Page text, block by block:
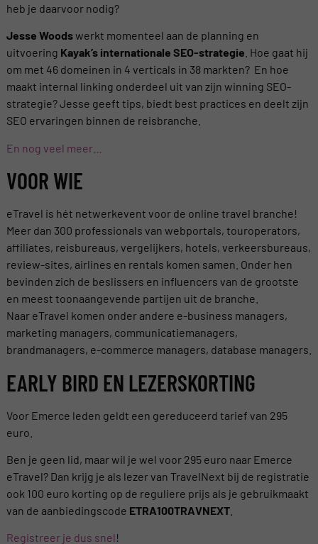
heb je daarvoor nodig?
Jesse Woodswerkt momenteel aan de planning en
uitvoering Kayak’s internationale SEO-strategie . Hoe gaat hij
om met 46 domeinen in 4 verticals in 38 markten? En hoe
maakt internal linking onderdeel uit van zijn winning SEO-
strategie? Jesse geeft tips, biedt best practices en deelt zijn
SEO ervaringen binnen de reisbranche.
En nog veel meer…
VOOR WIE
eTravel is hét netwerkevent voor de online travel branche!
Meer dan 300 professionals van webportals, touroperators,
affiliates, reisbureaus, vergelijkers, hotels, verkeersbureaus,
review-sites, airlines en rentals komen samen. Onder hen
bevinden zich de beslissers en influencers van de grootste
en meest toonaangevende partijen uit de branche.
Naar eTravel komen onder andere e-business managers,
marketing managers, communicatiemanagers,
brandmanagers, e-commerce managers, database managers.
EARLY BIRD EN LEZERSKORTING
Voor Emerce leden geldt een gereduceerd tarief van 295
euro.
Ben je geen lid, maar wil je wel voor 295 euro naar Emerce
eTravel? Dan krijg je als lezer van TravelNext bij de registratie
ook 100 euro korting op de reguliere prijs als je gebruikmaakt
van de aanbiedingscode ETRA100TRAVNEXT.
Registreer je dus snel!